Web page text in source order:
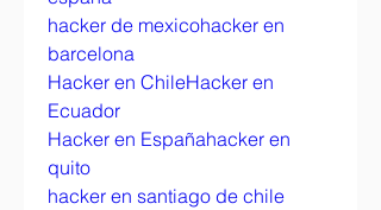
hacker de mexicohacker en
barcelona
Hacker en ChileHacker en
Ecuador
Hacker en Españahacker en
quito
hacker en santiago de chile